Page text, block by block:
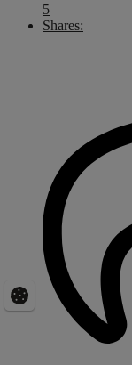
5
Shares: